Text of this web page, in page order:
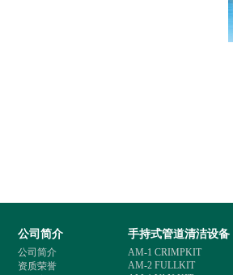
公司简介
公司简介
资质荣誉
手持式管道清洁设备
AM-1 CRIMPKIT
AM-2 FULLKIT